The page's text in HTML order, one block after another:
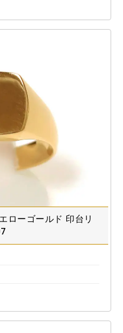
ローゴールド 印台リ